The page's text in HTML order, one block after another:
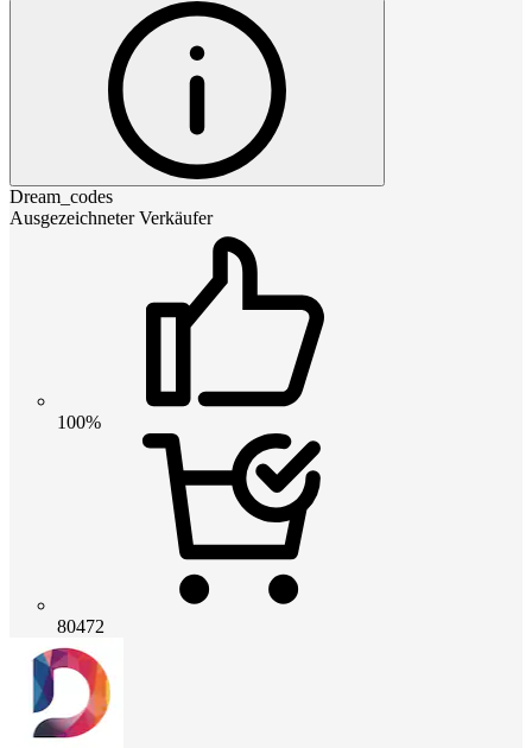
Dream_codes
Ausgezeichneter Verkäufer
100%
80472